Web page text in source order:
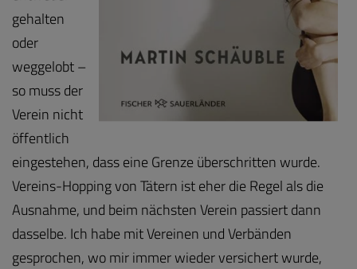
gehalten
oder
weggelobt –
so muss der
Verein nicht
öffentlich
eingestehen, dass eine Grenze überschritten wurde.
Vereins-Hopping von Tätern ist eher die Regel als die
Ausnahme, und beim nächsten Verein passiert dann
dasselbe. Ich habe mit Vereinen und Verbänden
gesprochen, wo mir immer wieder versichert wurde,